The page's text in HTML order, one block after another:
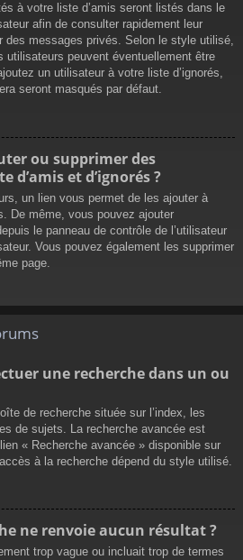
à votre liste d’amis seront listés dans le
afin de consulter rapidement leur
des messages privés. Selon le style utilisé,
utilisateurs peuvent éventuellement être
un utilisateur à votre liste d’ignorés,
seront masqués par défaut.
ou supprimer des
d’amis et d’ignorés ?
un lien vous permet de les ajouter à
De même, vous pouvez ajouter
le panneau de contrôle de l’utilisateur
Vous pouvez également les supprimer
page.
une recherche dans un ou
de recherche située sur l’index, les
de sujets. La recherche avancée est
« Recherche avancée » disponible sur
à la recherche dépend du style utilisé.
ne renvoie aucun résultat ?
trop vague ou incluait trop de termes